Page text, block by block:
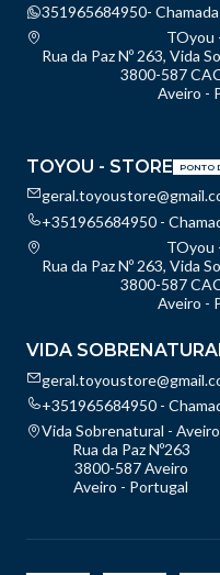
351965684950-
TOyou
Rua da Paz Nº 263, Vida
3800-587
Aveiro -
TOYOU - STORE PONTO
+351965684950 -
TOyou
Rua da Paz Nº 263, Vida
3800-587
Aveiro -
VIDA
+351965684950 -
Vida Sobrenatural - Aveiro
Rua da Paz Nº263
3800-587 Aveiro
Aveiro - Portugal